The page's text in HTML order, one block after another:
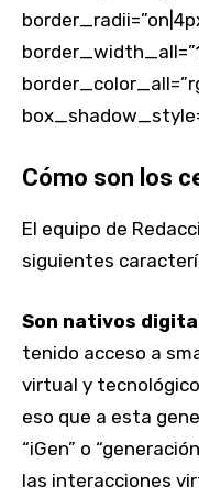
Cómo son los
El equipo de
siguientes
Son nativos
tenido acceso a
virtual y
eso que a esta
“iGen” o
las interacciones